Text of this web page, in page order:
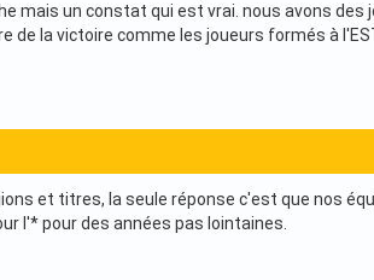
mais un constat qui est vrai. nous avons
de la victoire comme les joueurs formés à
et titres, la seule réponse c'est que nos
l'* pour des années pas lointaines.